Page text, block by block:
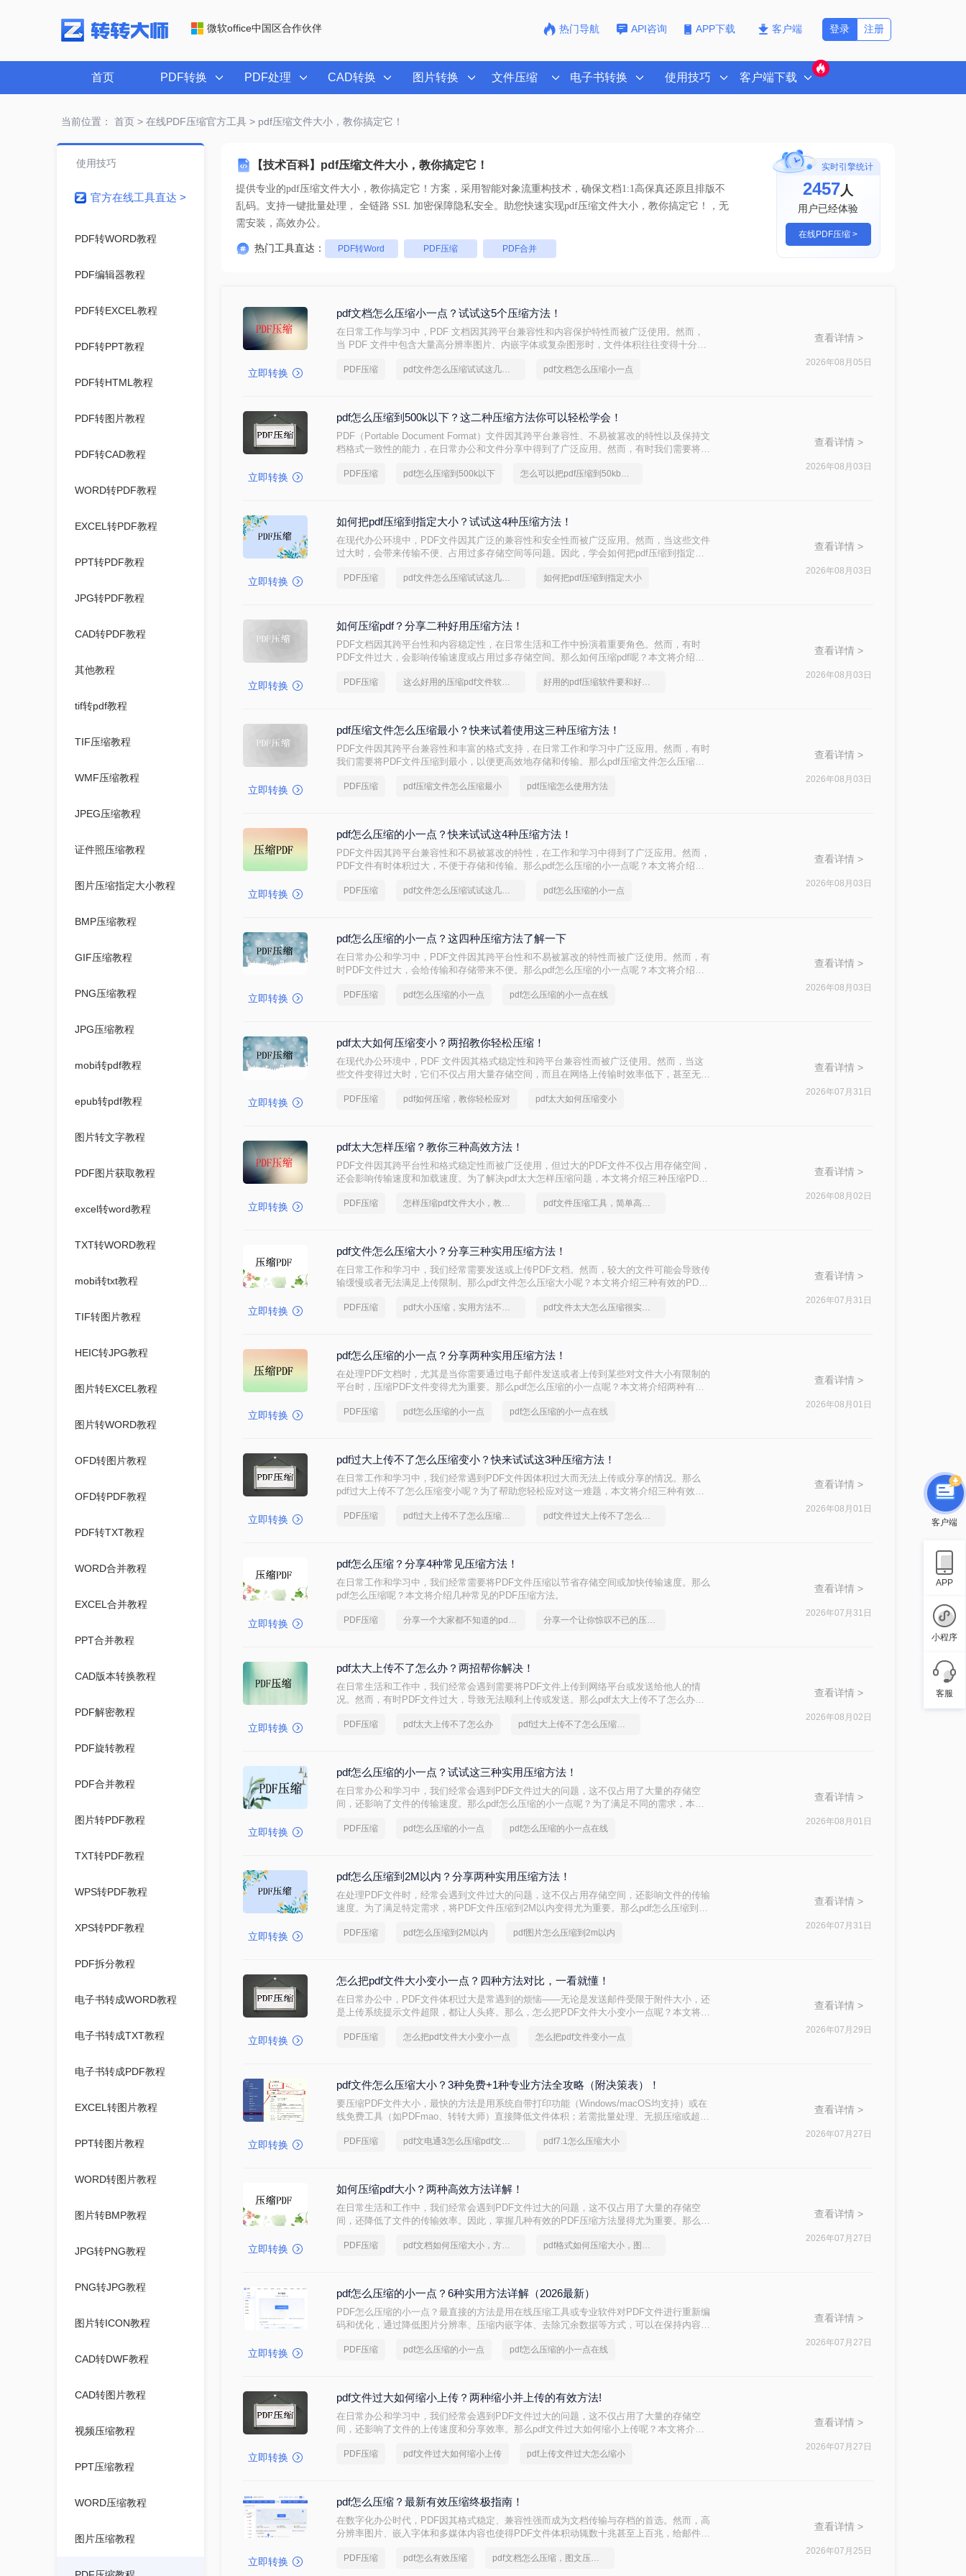
微软office中国区合作伙伴 热门导航 API咨询 APP下载 客户端 注册
登录
首页 PDF转换 PDF处理 CAD转换 图片转换 文件压缩 电子书转换 使用技巧 客户端下载
当前位置： 首页> 在线PDF压缩官方工具> pdf压缩文件大小，教你搞定它！
【技术百科】pdf压缩文件大小，教你搞定它！
提供专业的pdf压缩文件大小，教你搞定它！ 方案，采用智能对象流重构技术，确保文档1:1高保真还原且排版不
乱码。支持一键批量处理， 全链路 SSL 加密保障隐私安全。助您快速实现pdf压缩文件大小，教你搞定它！
，无
需安装，高效办公。
热门工具直达： PDF转Word PDF压缩 PDF合并
实时引擎统计
2457人
用户已经体验
在线PDF压缩 >
使用技巧
官方在线工具直达 >
PDF转WORD教程
PDF编辑器教程
PDF转EXCEL教程
PDF转PPT教程
PDF转HTML教程
PDF转图片教程
PDF转CAD教程
WORD转PDF教程
EXCEL转PDF教程
PPT转PDF教程
JPG转PDF教程
CAD转PDF教程
其他教程
tif转pdf教程
TIF压缩教程
WMF压缩教程
JPEG压缩教程
证件照压缩教程
图片压缩指定大小教程
BMP压缩教程
GIF压缩教程
PNG压缩教程
JPG压缩教程
mobi转pdf教程
epub转pdf教程
图片转文字教程
PDF图片获取教程
excel转word教程
TXT转WORD教程
mobi转txt教程
TIF转图片教程
HEIC转JPG教程
图片转EXCEL教程
图片转WORD教程
OFD转图片教程
OFD转PDF教程
PDF转TXT教程
WORD合并教程
EXCEL合并教程
PPT合并教程
CAD版本转换教程
PDF解密教程
PDF旋转教程
PDF合并教程
图片转PDF教程
TXT转PDF教程
WPS转PDF教程
XPS转PDF教程
PDF拆分教程
电子书转成WORD教程
电子书转成TXT教程
电子书转成PDF教程
EXCEL转图片教程
PPT转图片教程
WORD转图片教程
图片转BMP教程
JPG转PNG教程
PNG转JPG教程
图片转ICON教程
CAD转DWF教程
CAD转图片教程
视频压缩教程
PPT压缩教程
WORD压缩教程
图片压缩教程
立即转换
pdf文档怎么压缩小一点？试试这5个压缩方法！
在日常工作与学习中，PDF 文档因其跨平台兼容性和内容保护特性而被广泛使用。然而，
当 PDF 文件中包含大量高分辨率图片、内嵌字体或复杂图形时，文件体积往往变得十分庞
PDF 文档怎么压缩小一点呢？本文从压缩效果、操作难度、处理速度、隐私安全四个维
PDF压缩 pdf文件怎么压缩试试这几个方法 pdf文档怎么压缩小一点
查看详情 >
2026年08月05日
立即转换
pdf怎么压缩到500k以下？这二种压缩方法你可以轻松学会！
PDF（Portable Document Format）文件因其跨平台兼容性、不易被篡改的特性以及保持文
档格式一致性的能力，在日常办公和文件分享中得到了广泛应用。然而，有时我们需要将
本文将介绍两种将PDF文件压缩到500K以下的方法。
PDF压缩 pdf怎么压缩到500k以下 怎么可以把pdf压缩到50kb以下
查看详情 >
2026年08月03日
立即转换
如何把pdf压缩到指定大小？试试这4种压缩方法！
在现代办公环境中，PDF文件因其广泛的兼容性和安全性而被广泛应用。然而，当这些文件
过大时，会带来传输不便、占用过多存储空间等问题。因此，学会如何把pdf压缩到指定大
PDF压缩 pdf文件怎么压缩试试这几个方法 如何把pdf压缩到指定大小
查看详情 >
2026年08月03日
立即转换
如何压缩pdf？分享二种好用压缩方法！
PDF文档因其跨平台性和内容稳定性，在日常生活和工作中扮演着重要角色。然而，有时
PDF文件过大，会影响传输速度或占用过多存储空间。那么如何压缩pdf呢？本文将介绍两
PDF压缩 这么好用的压缩pdf文件软件，我一定要分享 好用的pdf压缩软件要和好朋友分享
查看详情 >
2026年08月03日
立即转换
pdf压缩文件怎么压缩最小？快来试着使用这三种压缩方法！
PDF文件因其跨平台兼容性和丰富的格式支持，在日常工作和学习中广泛应用。然而，有时
我们需要将PDF文件压缩到最小，以便更高效地存储和传输。那么pdf压缩文件怎么压缩最
PDF压缩 pdf压缩文件怎么压缩最小 pdf压缩怎么使用方法
查看详情 >
2026年08月03日
立即转换
pdf怎么压缩的小一点？快来试试这4种压缩方法！
PDF文件因其跨平台兼容性和不易被篡改的特性，在工作和学习中得到了广泛应用。然而，
PDF文件有时体积过大，不便于存储和传输。那么pdf怎么压缩的小一点呢？本文将介绍四
PDF压缩 pdf文件怎么压缩试试这几个方法 pdf怎么压缩的小一点
查看详情 >
2026年08月03日
立即转换
pdf怎么压缩的小一点？这四种压缩方法了解一下
在日常办公和学习中，PDF文件因其跨平台性和不易被篡改的特性而被广泛使用。然而，有
时PDF文件过大，会给传输和存储带来不便。那么pdf怎么压缩的小一点呢？本文将介绍四
PDF压缩 pdf怎么压缩的小一点 pdf怎么压缩的小一点在线
查看详情 >
2026年08月03日
立即转换
pdf太大如何压缩变小？两招教你轻松压缩！
在现代办公环境中，PDF 文件因其格式稳定性和跨平台兼容性而被广泛使用。然而，当这
些文件变得过大时，它们不仅占用大量存储空间，而且在网络上传输时效率低下，甚至无法
方法来解决这个问题，帮助您轻松完成 PDF 文件的压缩。
PDF压缩 pdf如何压缩，教你轻松应对 pdf太大如何压缩变小
查看详情 >
2026年07月31日
立即转换
pdf太大怎样压缩？教你三种高效方法！
PDF文件因其跨平台性和格式稳定性而被广泛使用，但过大的PDF文件不仅占用存储空间，
还会影响传输速度和加载速度。为了解决pdf太大怎样压缩问题，本文将介绍三种压缩PDF
PDF压缩 怎样压缩pdf文件大小，教你几个方法 pdf文件压缩工具，简单高效的压缩方法
查看详情 >
2026年08月02日
立即转换
pdf文件怎么压缩大小？分享三种实用压缩方法！
在日常工作和学习中，我们经常需要发送或上传PDF文档。然而，较大的文件可能会导致传
输缓慢或者无法满足上传限制。那么pdf文件怎么压缩大小呢？本文将介绍三种有效的PDF
PDF压缩 pdf大小压缩，实用方法不要错过 pdf文件太大怎么压缩很实用的方法
查看详情 >
2026年07月31日
立即转换
pdf怎么压缩的小一点？分享两种实用压缩方法！
在处理PDF文档时，尤其是当你需要通过电子邮件发送或者上传到某些对文件大小有限制的
平台时，压缩PDF文件变得尤为重要。那么pdf怎么压缩的小一点呢？本文将介绍两种有效
PDF压缩 pdf怎么压缩的小一点 pdf怎么压缩的小一点在线
查看详情 >
2026年08月01日
立即转换
pdf过大上传不了怎么压缩变小？快来试试这3种压缩方法！
在日常工作和学习中，我们经常遇到PDF文件因体积过大而无法上传或分享的情况。那么
pdf过大上传不了怎么压缩变小呢？为了帮助您轻松应对这一难题，本文将介绍三种有效的
PDF压缩 pdf过大上传不了怎么压缩变小 pdf文件过大上传不了怎么压缩变小
查看详情 >
2026年08月01日
立即转换
pdf怎么压缩？分享4种常见压缩方法！
在日常工作和学习中，我们经常需要将PDF文件压缩以节省存储空间或加快传输速度。那么
pdf怎么压缩呢？本文将介绍几种常见的PDF压缩方法。
PDF压缩 分享一个大家都不知道的pdf文件压缩方法 分享一个让你惊叹不已的压缩pdf文件方法
查看详情 >
2026年07月31日
立即转换
pdf太大上传不了怎么办？两招帮你解决！
在日常生活和工作中，我们经常会遇到需要将PDF文件上传到网络平台或发送给他人的情
况。然而，有时PDF文件过大，导致无法顺利上传或发送。那么pdf太大上传不了怎么办
PDF压缩 pdf太大上传不了怎么办 pdf过大上传不了怎么压缩变小
查看详情 >
2026年08月02日
立即转换
pdf怎么压缩的小一点？试试这三种实用压缩方法！
在日常办公和学习中，我们经常会遇到PDF文件过大的问题，这不仅占用了大量的存储空
间，还影响了文件的传输速度。那么pdf怎么压缩的小一点呢？为了满足不同的需求，本文
PDF压缩 pdf怎么压缩的小一点 pdf怎么压缩的小一点在线
查看详情 >
2026年08月01日
立即转换
pdf怎么压缩到2M以内？分享两种实用压缩方法！
在处理PDF文件时，经常会遇到文件过大的问题，这不仅占用存储空间，还影响文件的传输
速度。为了满足特定需求，将PDF文件压缩到2M以内变得尤为重要。那么pdf怎么压缩到
PDF压缩 pdf怎么压缩到2M以内 pdf图片怎么压缩到2m以内
查看详情 >
2026年07月31日
立即转换
怎么把pdf文件大小变小一点？四种方法对比，一看就懂！
在日常办公中，PDF文件体积过大是常遇到的烦恼——无论是发送邮件受限于附件大小，还
是上传系统提示文件超限，都让人头疼。那么，怎么把PDF文件大小变小一点呢？本文将先
需求快速选择最合适的方法。
PDF压缩 怎么把pdf文件大小变小一点 怎么把pdf文件变小一点
查看详情 >
2026年07月29日
立即转换
pdf文件怎么压缩大小？3种免费+1种专业方法全攻略（附决策表）！
要压缩PDF文件大小，最快的方法是用系统自带打印功能（Windows/macOS均支持）或在
线免费工具（如PDFmao、转转大师）直接降低文件体积；若需批量处理、无损压缩或超过
采样，且完全本地处理，安全无广告。下面用一张决策表帮你3秒定位自己的需求，然后逐
PDF压缩 pdf文电通3怎么压缩pdf文档大小 pdf7.1怎么压缩大小
查看详情 >
2026年07月27日
立即转换
如何压缩pdf大小？两种高效方法详解！
在日常生活和工作中，我们经常会遇到PDF文件过大的问题，这不仅占用了大量的存储空
间，还降低了文件的传输效率。因此，掌握几种有效的PDF压缩方法显得尤为重要。那么如
PDF压缩 pdf文档如何压缩大小，方法详解 pdf格式如何压缩大小，图文详解
查看详情 >
2026年07月27日
立即转换
pdf怎么压缩的小一点？6种实用方法详解（2026最新）
PDF怎么压缩的小一点？最直接的方法是用在线压缩工具或专业软件对PDF文件进行重新编
码和优化，通过降低图片分辨率、压缩内嵌字体、去除冗余数据等方式，可以在保持内容可
PDF压缩 pdf怎么压缩的小一点 pdf怎么压缩的小一点在线
查看详情 >
2026年07月27日
立即转换
pdf文件过大如何缩小上传？两种缩小并上传的有效方法!
在日常办公和学习中，我们经常会遇到PDF文件过大的问题，这不仅占用了大量的存储空
间，还影响了文件的上传速度和分享效率。那么pdf文件过大如何缩小上传呢？本文将介绍
PDF压缩 pdf文件过大如何缩小上传 pdf上传文件过大怎么缩小
查看详情 >
2026年07月27日
立即转换
pdf怎么压缩？最新有效压缩终极指南！
在数字化办公时代，PDF因其格式稳定、兼容性强而成为文档传输与存档的首选。然而，高
分辨率图片、嵌入字体和多媒体内容也使得PDF文件体积动辄数十兆甚至上百兆，给邮件发
为一个普遍需求。那么pdf怎么压缩呢？
PDF压缩 pdf怎么有效压缩 pdf文档怎么压缩，图文压缩指南
查看详情 >
2026年07月25日
客户端
APP
小程序
客服